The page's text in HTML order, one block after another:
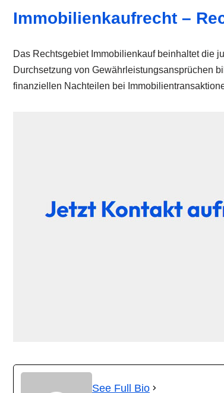
Immobilienkaufrecht –
Das Rechtsgebiet Immobilienkauf beinhaltet die
Durchsetzung von Gewährleistungsansprüchen
finanziellen Nachteilen bei
See Full Bio